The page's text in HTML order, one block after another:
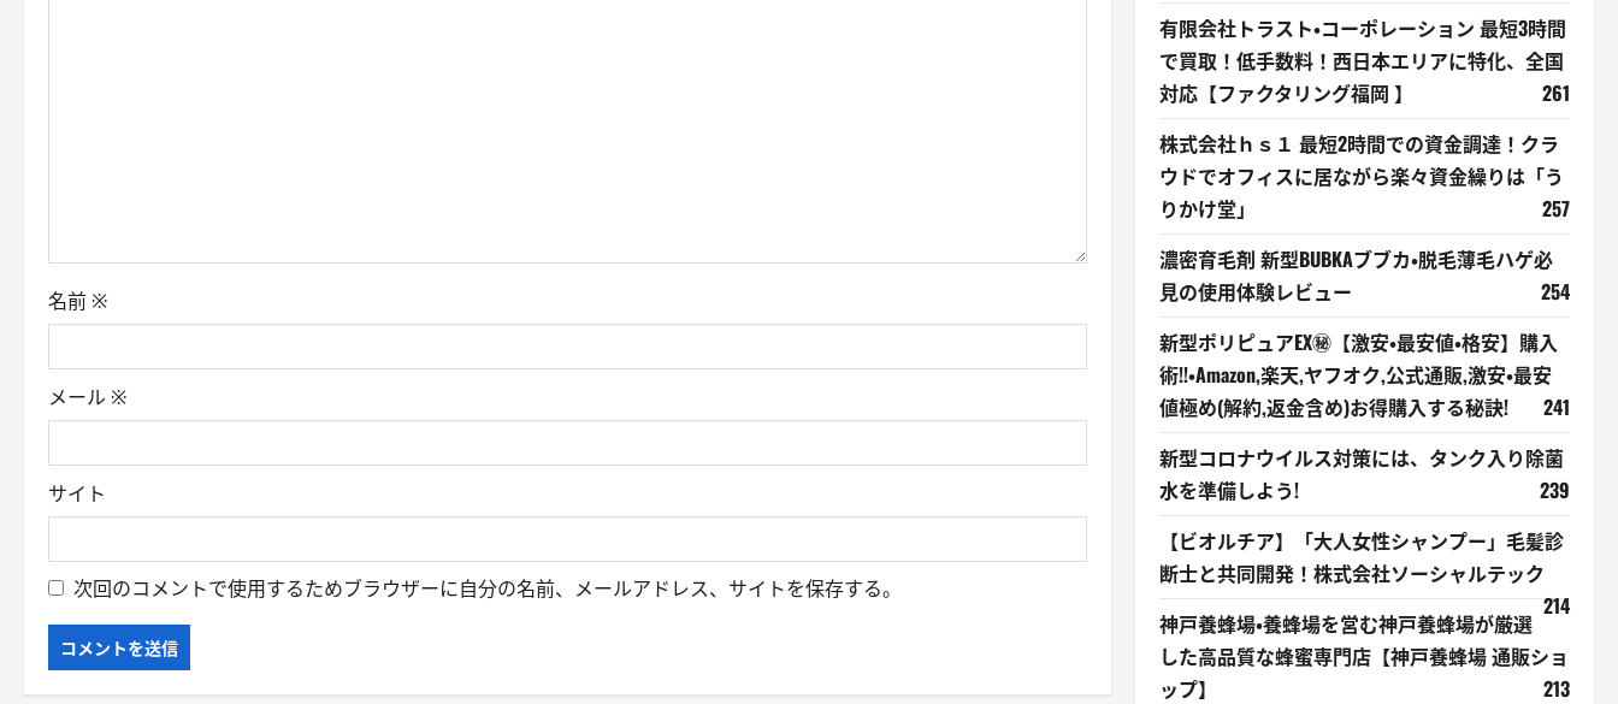
o
n
名前 ※
メール ※
サイト
次回のコメントで使用するためブラウザーに自分の名前、メールアドレス、サイトを保存する。
有限会社トラスト・コーポレーション 最短3時間
で買取！低手数料！西日本エリアに特化、全国
対応【ファクタリング福岡 】
261
株式会社ｈｓ１ 最短2時間での資金調達！クラ
ウドでオフィスに居ながら楽々資金繰りは「う
りかけ堂」
257
濃密育毛剤 新型BUBKAブブカ・脱毛薄毛ハゲ必
見の使用体験レビュー
254
新型ポリピュアEX㊙【激安・最安値・格安】購入
術!!・Amazon,楽天,ヤフオク,公式通販,激安・最安
値極め(解約,返金含め)お得購入する秘訣!
241
新型コロナウイルス対策には、タンク入り除菌
水を準備しよう!
239
【ビオルチア】「大人女性シャンプー」毛髪診
断士と共同開発！株式会社ソーシャルテック
214
神戸養蜂場・養蜂場を営む神戸養蜂場が厳選
した高品質な蜂蜜専門店【神戸養蜂場 通販ショ
ップ】
213